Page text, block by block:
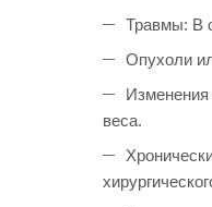
Травмы: В
Опухоли
Изменения
веса.